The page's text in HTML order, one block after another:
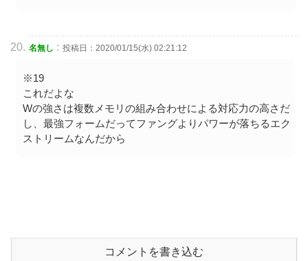
名無し : 投稿日：2020/01/15(水) 02:21:12
※19
これだよな
Wの強さは複数メモリの組み合わせによる対応力の高さだ
し、最強フォームだってファングよりパワーが落ちるエク
ストリームなんだから
コメントを書き込む